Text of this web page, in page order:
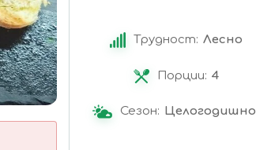
Трудност: Лесно
Порции: 4
Сезон: Целогодишно